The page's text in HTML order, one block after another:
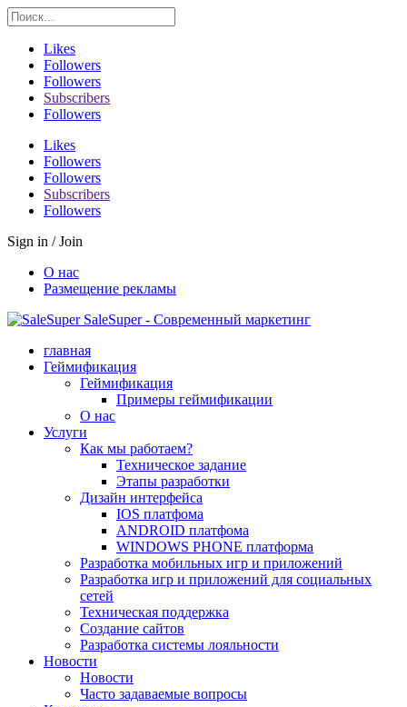
Likes
Followers
Followers
Subscribers
Followers
Likes
Followers
Followers
Subscribers
Followers
Sign in / Join
О нас
Размещение рекламы
SaleSuper - Современный маркетинг
главная
Геймификация
Геймификация
Примеры геймификации
О нас
Услуги
Как мы работаем?
Техническое задание
Этапы разработки
Дизайн интерфейса
IOS платфома
ANDROID платфома
WINDOWS PHONE платформа
Разработка мобильных игр и приложений
Разработка игр и приложений для социальных
сетей
Техническая поддержка
Создание сайтов
Разработка системы лояльности
Новости
Новости
Часто задаваемые вопросы